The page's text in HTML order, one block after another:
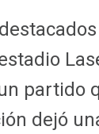
partido
dejó